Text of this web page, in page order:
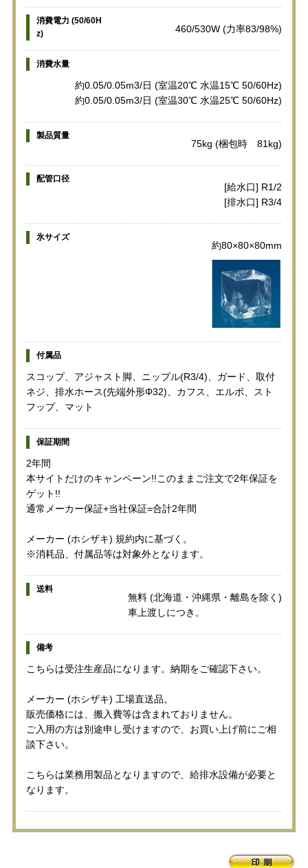
消費電力 (50/60H
z)
460/530W (力率83/98%)
消費水量
約0.05/0.05m3/日 (室温20℃ 水温15℃ 50/60Hz)
約0.05/0.05m3/日 (室温30℃ 水温25℃ 50/60Hz)
製品質量
75kg (梱包時 81kg)
配管口径
[給水口] R1/2
[排水口] R3/4
氷サイズ
約80×80×80mm
付属品
スコップ、アジャスト脚、ニップル(R3/4)、ガード、取付
ネジ、排水ホース(先端外形Φ32)、カフス、エルボ、スト
フップ、マット
保証期間
2年間
本サイトだけのキャンペーン!!このままご注文で2年保証を
ゲット!!
通常メーカー保証+当社保証=合計2年間
メーカー (ホシザキ) 規約内に基づく。
※消耗品、付属品等は対象外となります。
送料
無料 (北海道・沖縄県・離島を除く)
車上渡しにつき。
備考
こちらは受注生産品になります。納期をご確認下さい。
メーカー (ホシザキ) 工場直送品。
販売価格には、搬入費等は含まれておりません。
ご入用の方は別途申し受けますので、お買い上げ前にご相
談下さい。
こちらは業務用製品となりますので、給排水設備が必要と
なります。